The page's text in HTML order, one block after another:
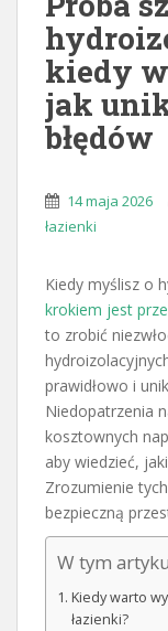
kiedy
jak
błędów
14 maja 2026
łazienki
Kiedy myślisz o
krokiem jest
to zrobić
prawidłowo i
Niedopatrzenia
kosztownych
aby wiedzieć,
Zrozumienie
bezpieczną
W tym
Kiedy warto
łazienki?